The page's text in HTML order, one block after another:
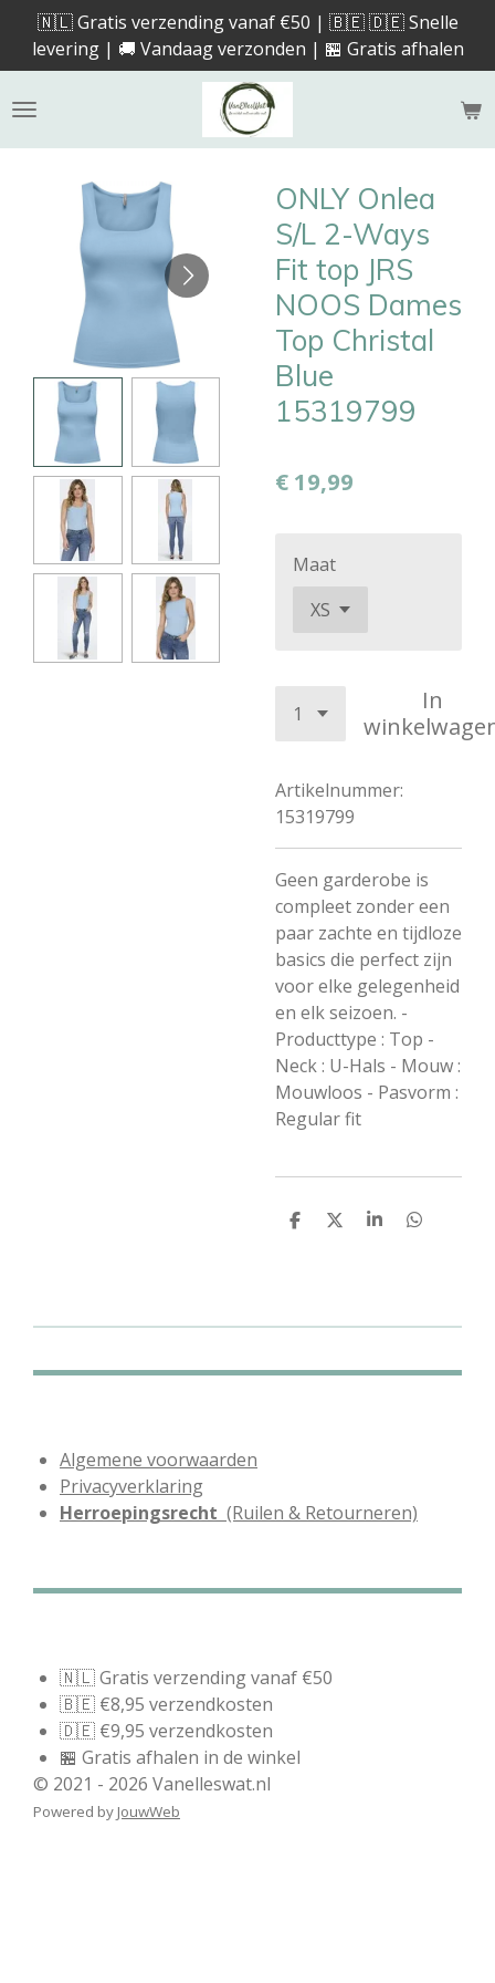
direct
naar
de
🇳🇱 Gratis verzending vanaf €50 | 🇧🇪 🇩🇪 Snelle
levering | 🚚 Vandaag verzonden | 🏪 Gratis afhalen
ONLY Onlea
S/L 2-Ways
Fit top JRS
NOOS Dames
Top Christal
Blue
15319799
€ 19,99
Maat
In
Artikelnummer:
15319799
Geen garderobe is
compleet zonder een
paar zachte en tijdloze
basics die perfect zijn
voor elke gelegenheid
en elk seizoen. -
Producttype : Top -
Neck : U-Hals - Mouw :
Mouwloos - Pasvorm :
Regular fit
D
D
S
D
Algemene voorwaarden
Privacyverklaring
Herroepingsrecht (Ruilen & Retourneren)
🇳🇱 Gratis verzending vanaf €50
🇧🇪 €8,95 verzendkosten
🇩🇪 €9,95 verzendkosten
🏪 Gratis afhalen in de winkel
© 2021 - 2026 Vanelleswat.nl
Powered by JouwWeb